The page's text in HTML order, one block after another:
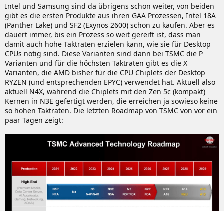
Intel und Samsung sind da übrigens schon weiter, von beiden
gibt es die ersten Produkte aus ihren GAA Prozessen, Intel 18A
(Panther Lake) und SF2 (Exynos 2600) schon zu kaufen. Aber es
dauert immer, bis ein Prozess so weit gereift ist, dass man
damit auch hohe Taktraten erzielen kann, wie sie für Desktop
CPUs nötig sind. Diese Varianten sind dann bei TSMC die P
Varianten und für die höchsten Taktraten gibt es die X
Varianten, die AMD bisher für die CPU Chiplets der Desktop
RYZEN (und entsprechenden EPYC) verwendet hat. Aktuell also
aktuell N4X, während die Chiplets mit den Zen 5c (kompakt)
Kernen in N3E gefertigt werden, die erreichen ja sowieso keine
so hohen Taktraten. Die letzten Roadmap von TSMC von vor ein
paar Tagen zeigt: